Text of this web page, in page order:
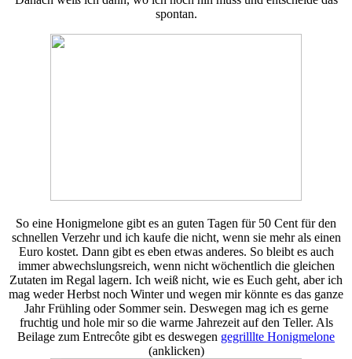
spontan.
So eine Honigmelone gibt es an guten Tagen für 50 Cent für den
schnellen Verzehr und ich kaufe die nicht, wenn sie mehr als einen
Euro kostet. Dann gibt es eben etwas anderes. So bleibt es auch
immer abwechslungsreich, wenn nicht wöchentlich die gleichen
Zutaten im Regal lagern. Ich weiß nicht, wie es Euch geht, aber ich
mag weder Herbst noch Winter und wegen mir könnte es das ganze
Jahr Frühling oder Sommer sein. Deswegen mag ich es gerne
fruchtig und hole mir so die warme Jahrezeit auf den Teller. Als
Beilage zum Entrecôte gibt es deswegen gegrilllte Honigmelone
(anklicken)